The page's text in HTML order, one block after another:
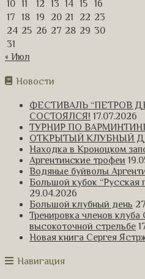
10 11 12 13 14 15
16
17
18 19 20 21 22 23
24 25 26 27 28 29 30
31
« Июл
Новости
ФЕСТИВАЛЬ “ПЕТРОВ
СОСТОЯЛСЯ! 17.07.2026
ТУРНИР ПО
ОТКРЫТЫЙ КЛУБНЫЙ
Находка в Кроноцком
Аргентинские трофеи
Водяные буйволы
Большой кубок “Русская
29.04.2026
Большой клубный день
Тренировка членов
высокоточной стрельбе
Новая книга Сергея
Навигация